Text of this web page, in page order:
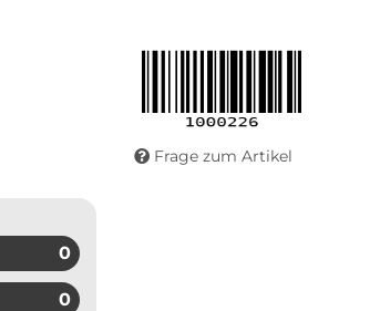
Frage zum Artikel
0
0